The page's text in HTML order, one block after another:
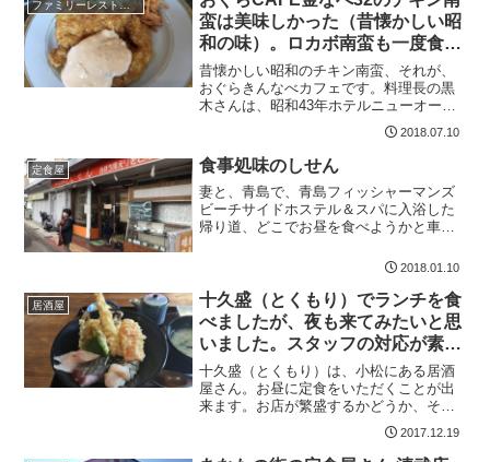
ニークな外観郡司分で、かなり...
ファミリーレストラン
蛮は美味しかった（昔懐かしい昭
和の味）。ロカボ南蛮も一度食べ
てみたい。
昔懐かしい昭和のチキン南蛮、それが、
おぐらきんなべカフェです。料理長の黒
木さんは、昭和43年ホテルニューオータ
ニで料理人として働いていたとか。昭和
53年おぐらに入社。総支配人。すごい人
がやっているおぐらCAFE金なべ32なん
ですね。おぐらC...
2018.07.10
定食屋 食事処味のしせん
妻と、青島で、青島フィッシャーマンズ
ビーチサイドホステル＆スパに入浴した
帰り道、どこでお昼を食べようかと車を
しまいました。頭に浮かんだのが、つい
食事処味のしせん。初めて...
2018.01.10
居酒屋
十久盛（とくもり）でランチを食
べましたが、夜も来てみたいと思
いました。スタッフの対応が素晴
らしい
十久盛（とくもり）は、小松にある居酒
屋さん。お昼に定食をいただくことが出
来ます。お店が繁盛するかどうか、それ
は、料理が美味しいかどうかもあります
が、スタッフの対応次第なんだと思いま
す。ここ、十久盛（とくもり）は、とて
2017.12.19